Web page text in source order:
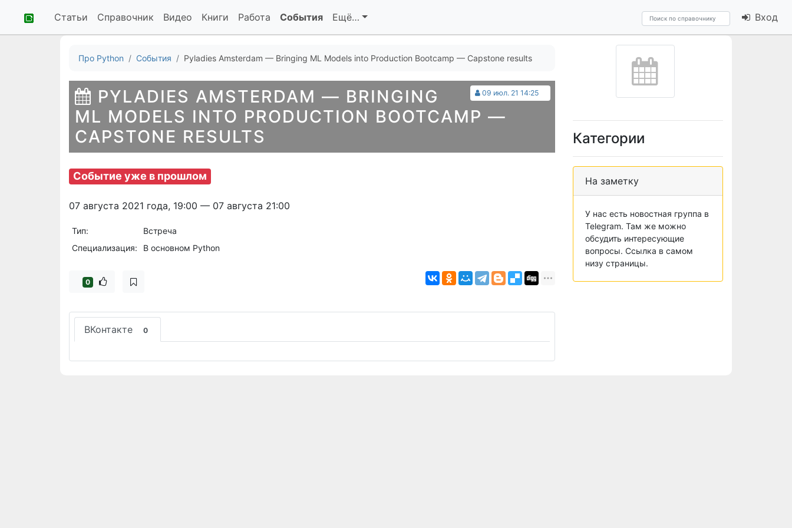
Статьи Справочник Видео Книги Работа События Ещё… Вход
Про Python События Pyladies Amsterdam — Bringing ML Models into Production Bootcamp — Capstone results
09 июл. 21 14:25
PYLADIES AMSTERDAM — BRINGING
ML MODELS INTO PRODUCTION BOOTCAMP —
CAPSTONE RESULTS
Событие уже в прошлом
07 августа 2021 года, 19:00 — 07 августа 21:00
Тип:
Встреча
Специализация:
В основном Python
0
ВКонтакте 0
Категории
На заметку
У нас есть новостная группа в
Telegram. Там же можно
обсудить интересующие
вопросы. Ссылка в самом
низу страницы.